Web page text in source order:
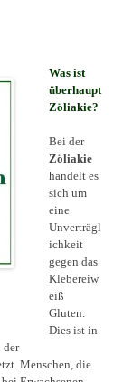
Was ist
überhaupt
Zöliakie?
Bei der
Zöliakie
handelt es
sich um
eine
Unverträgl
ichkeit
gegen das
Klebereiw
eiß
Gluten.
Dies ist in
der
Menschen, die